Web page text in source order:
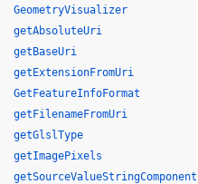
GeometryVisualizer
getAbsoluteUri
getBaseUri
getExtensionFromUri
GetFeatureInfoFormat
getFilenameFromUri
getGlslType
getImagePixels
getSourceValueStringComponent